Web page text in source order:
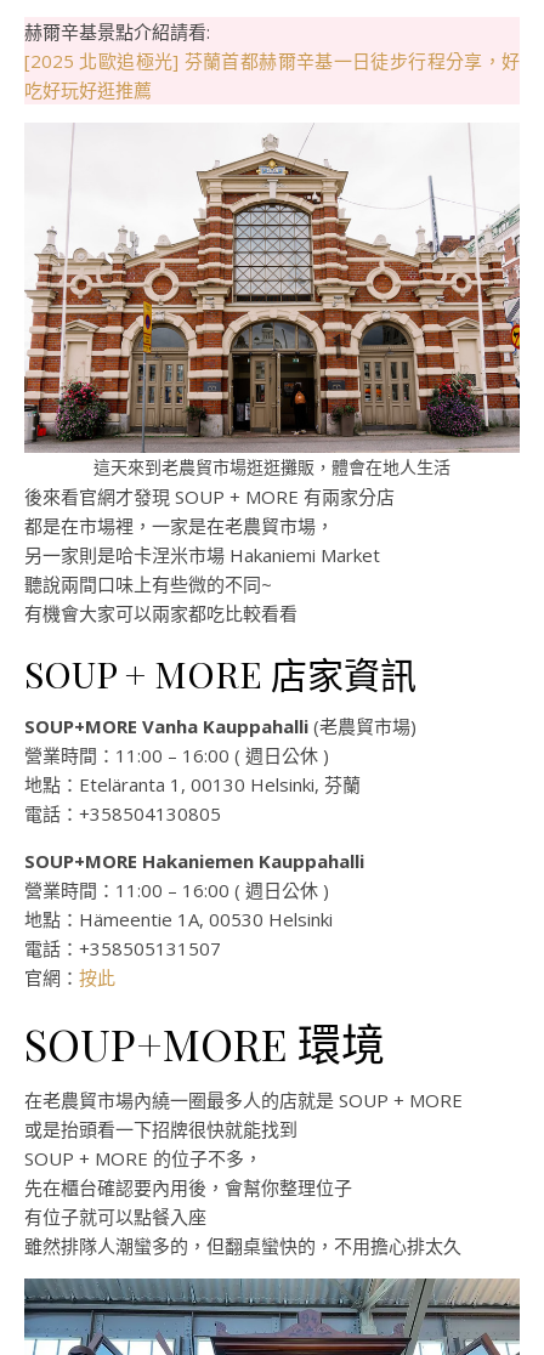
赫爾辛基景點介紹請看:
[2025 北歐追極光] 芬蘭首都赫爾辛基一日徒步行程分享，好
吃好玩好逛推薦
這天來到老農貿市場逛逛攤販，體會在地人生活
後來看官網才發現 SOUP + MORE 有兩家分店
都是在市場裡，一家是在老農貿市場，
另一家則是哈卡涅米市場 Hakaniemi Market
聽說兩間口味上有些微的不同~
有機會大家可以兩家都吃比較看看
SOUP + MORE 店家資訊
SOUP+MORE Vanha Kauppahalli (老農貿市場)
營業時間：11:00 – 16:00 ( 週日公休 )
地點：Eteläranta 1, 00130 Helsinki, 芬蘭
電話：+358504130805
SOUP+MORE Hakaniemen Kauppahalli
營業時間：11:00 – 16:00 ( 週日公休 )
地點：Hämeentie 1A, 00530 Helsinki
電話：+358505131507
官網： 按此
SOUP+MORE 環境
在老農貿市場內繞一圈最多人的店就是 SOUP + MORE
或是抬頭看一下招牌很快就能找到
SOUP + MORE 的位子不多，
先在櫃台確認要內用後，會幫你整理位子
有位子就可以點餐入座
雖然排隊人潮蠻多的，但翻桌蠻快的，不用擔心排太久